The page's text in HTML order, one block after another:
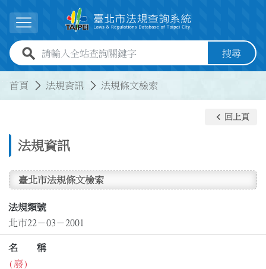
展開選單
全站查詢關鍵字欄位 搜尋
首頁 法規資訊 法規條文檢索
法規資訊
keyboard_arrow_left 回上頁
臺北市法規條文檢索
法規類號
北市22－03－2001
名 稱
(廢)